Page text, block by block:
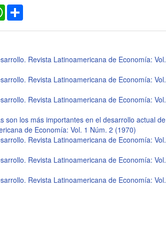
WhatsApp
Revista Latinoamericana de Economía: Vol.
Revista Latinoamericana de Economía: Vol.
Revista Latinoamericana de Economía: Vol.
son los más importantes en el desarrollo actual de
de Economía: Vol. 1 Núm. 2 (1970)
Revista Latinoamericana de Economía: Vol.
Revista Latinoamericana de Economía: Vol.
Revista Latinoamericana de Economía: Vol.